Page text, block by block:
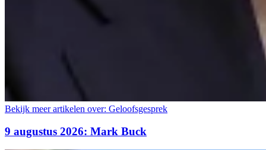
Bekijk meer artikelen over: Geloofsgesprek
9 augustus 2026: Mark Buck